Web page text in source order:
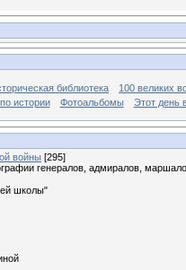
библиотека
100 великих
истории
Фотоальбомы Этот день
войны [295]
генералов, адмиралов,
школы"